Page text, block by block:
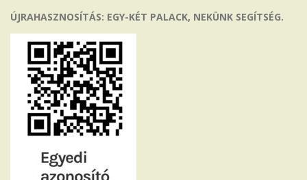
ÚJRAHASZNOSÍTÁS: EGY-KÉT PALACK, NEKÜNK SEGÍTSÉG.